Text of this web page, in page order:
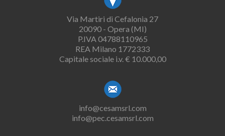
Via Martiri di Cefalonia 27
20090 - Opera (MI)
P.IVA 04788110965
REA Milano 1772333
Capitale sociale i.v. € 10.000,00
info@cesamsrl.com
info@pec.cesamsrl.com